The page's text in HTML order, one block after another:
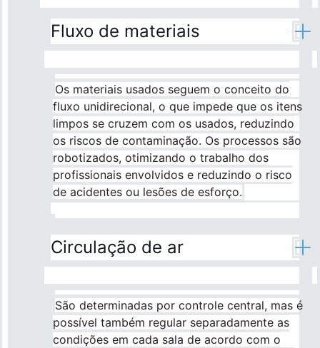
Fluxo de materiais
Os materiais usados seguem o conceito do
fluxo unidirecional, o que impede que os itens
limpos se cruzem com os usados, reduzindo
os riscos de contaminação. Os processos são
robotizados, otimizando o trabalho dos
profissionais envolvidos e reduzindo o risco
de acidentes ou lesões de esforço.
Circulação de ar
São determinadas por controle central, mas é
possível também regular separadamente as
condições em cada sala de acordo com o